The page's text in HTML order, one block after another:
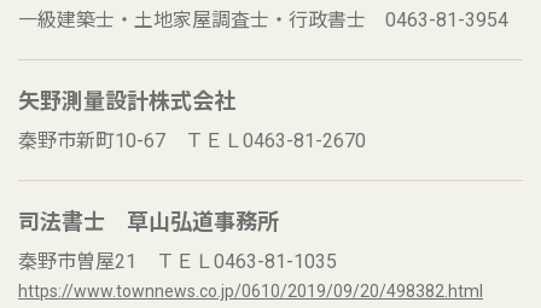
一級建築士・土地家屋調査士・行政書士 0463-81-3954
矢野測量設計株式会社
秦野市新町10-67 ＴＥＬ0463-81-2670
司法書士 草山弘道事務所
秦野市曽屋21 ＴＥＬ0463-81-1035
https://www.townnews.co.jp/0610/2019/09/20/498382.html